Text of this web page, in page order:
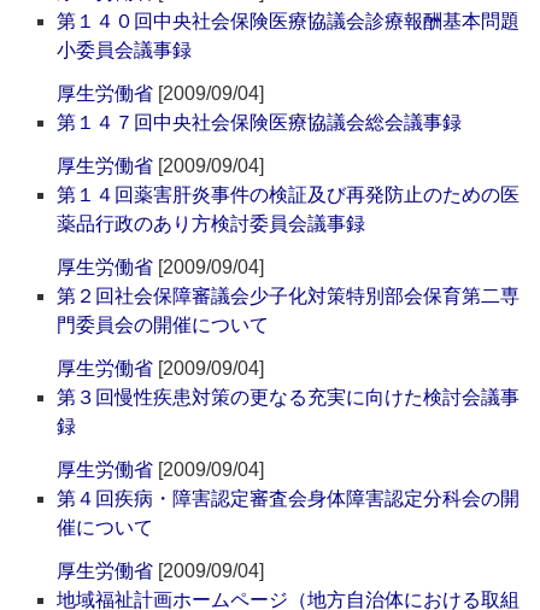
第１４０回中央社会保険医療協議会診療報酬基本問題
小委員会議事録
厚生労働省 [2009/09/04]
第１４７回中央社会保険医療協議会総会議事録
厚生労働省 [2009/09/04]
第１４回薬害肝炎事件の検証及び再発防止のための医
薬品行政のあり方検討委員会議事録
厚生労働省 [2009/09/04]
第２回社会保障審議会少子化対策特別部会保育第二専
門委員会の開催について
厚生労働省 [2009/09/04]
第３回慢性疾患対策の更なる充実に向けた検討会議事
録
厚生労働省 [2009/09/04]
第４回疾病・障害認定審査会身体障害認定分科会の開
催について
厚生労働省 [2009/09/04]
地域福祉計画ホームページ（地方自治体における取組